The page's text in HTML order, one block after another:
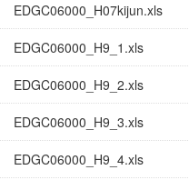
EDGC06000_H07kijun.xls
EDGC06000_H9_1.xls
EDGC06000_H9_2.xls
EDGC06000_H9_3.xls
EDGC06000_H9_4.xls